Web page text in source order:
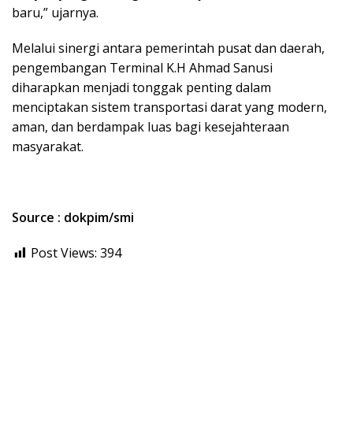
baru,” ujarnya.
Melalui sinergi antara pemerintah pusat dan daerah,
pengembangan Terminal K.H Ahmad Sanusi
diharapkan menjadi tonggak penting dalam
menciptakan sistem transportasi darat yang modern,
aman, dan berdampak luas bagi kesejahteraan
masyarakat.
Source : dokpim/smi
Post Views: 394